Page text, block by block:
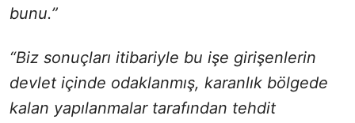
bunu.”
“Biz sonuçları itibariyle bu işe girişenlerin
devlet içinde odaklanmış, karanlık bölgede
kalan yapılanmalar tarafından tehdit